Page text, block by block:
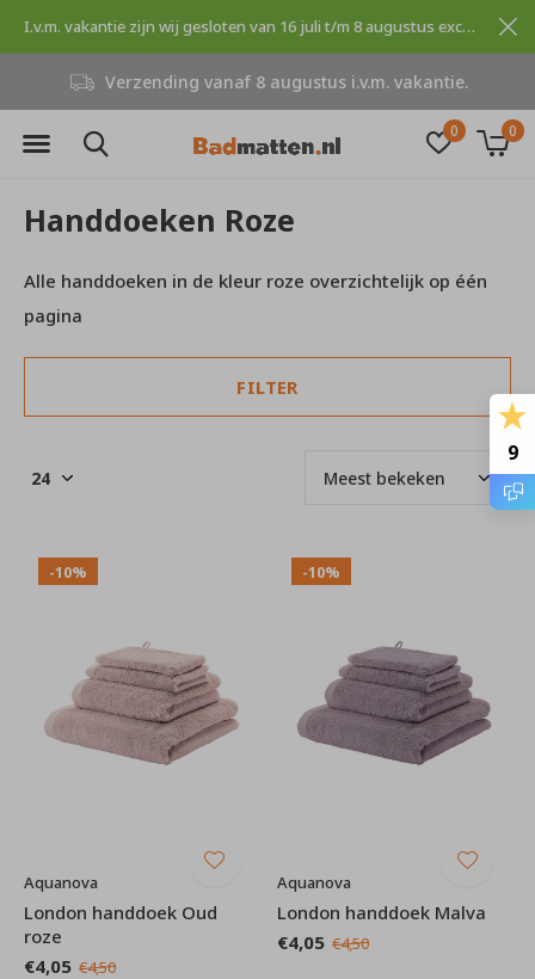
0 0
Verzending vanaf 8 augustus i.v.m. vakantie.
I.v.m. vakantie zijn wij gesloten van 16 juli t/m 8 augustus excuses voor dit ongemak.
Handdoeken Roze
Alle handdoeken in de kleur roze overzichtelijk op één
pagina
FILTER
-10%
Aquanova
London handdoek Oud
roze
€4,05 €4,50
-10%
Aquanova
London handdoek Malva
€4,05 €4,50
9